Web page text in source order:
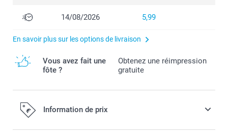
14/08/2026 5,99
En savoir plus sur les options de livraison
Vous avez fait une
fôte ?
Obtenez une réimpression
gratuite
Information de prix